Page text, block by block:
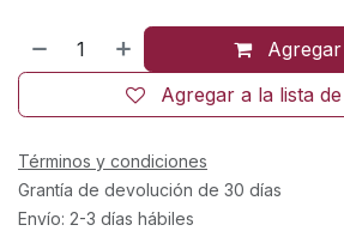
Agregar a la lista
Términos y condiciones
Grantía de devolución de 30 días
Envío: 2-3 días hábiles